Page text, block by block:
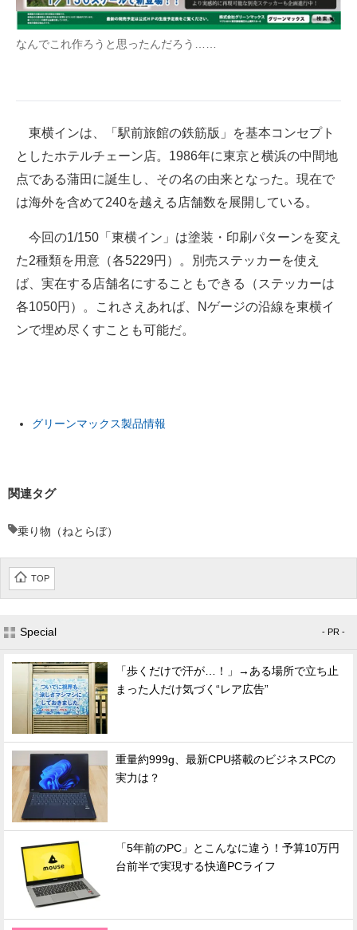
ITエンジニア向け専門サイト
企業向けIT製品の総合サイト
エレクトロニクス専門サイト
電子設計の基本と応用
エネルギーの専門メディア
建設×テクノロジーの最前線
ちょっと気になるネットの話題
なんでこれ作ろうと思ったんだろう……
東横インは、「駅前旅館の鉄筋版」を基本コンセプト
としたホテルチェーン店。1986年に東京と横浜の中間地
点である蒲田に誕生し、その名の由来となった。現在で
は海外を含めて240を越える店舗数を展開している。
今回の1/150「東横イン」は塗装・印刷パターンを変え
た2種類を用意（各5229円）。別売ステッカーを使え
ば、実在する店舗名にすることもできる（ステッカーは
各1050円）。これさえあれば、Nゲージの沿線を東横イ
ンで埋め尽くすことも可能だ。
グリーンマックス製品情報
関連タグ
乗り物（ねとらぼ）
TOP
Special - PR -
「歩くだけで汗が…！」→ある場所で立ち止
まった人だけ気づく“レア広告”
重量約999g、最新CPU搭載のビジネスPCの
実力は？
「5年前のPC」とこんなに違う！予算10万円
台前半で実現する快適PCライフ